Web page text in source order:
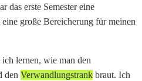
das erste Semester eine
große Bereicherung für meinen
ich lernen, wie man den
denVerwandlungstrank braut. Ich